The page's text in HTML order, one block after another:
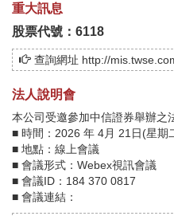
重大訊息
股票代號：6118
查詢網址 http://
法人說明會
本公司受邀參加中信證券舉辦之
■ 時間：2026 年 4月 21日(星期
■ 地點：線上會議
■ 會議形式：Webex視訊會議
■ 會議ID：184 370 0817
■ 會議連結：